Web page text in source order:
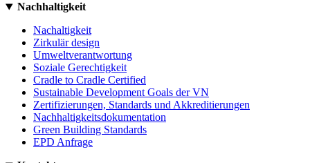
Nachhaltigkeit
Nachaltigkeit
Zirkulär design
Umweltverantwortung
Soziale Gerechtigkeit
Cradle to Cradle Certified
Sustainable Development Goals der VN
Zertifizierungen, Standards und Akkreditierungen
Nachhaltigkeitsdokumentation
Green Building Standards
EPD Anfrage